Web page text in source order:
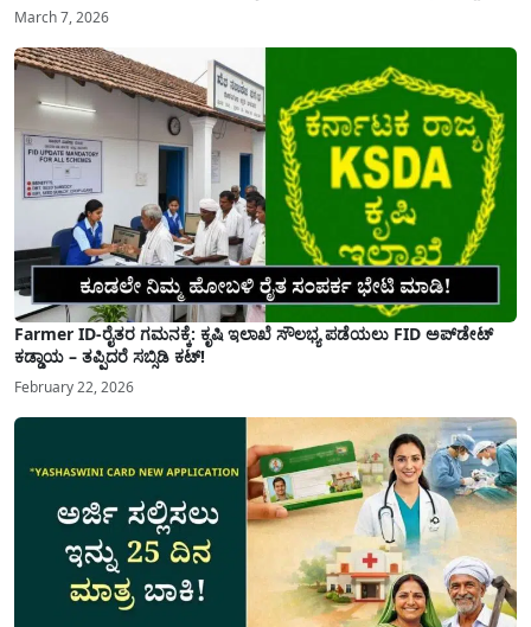
March 7, 2026
Farmer ID-ರೈತರ ಗಮನಕ್ಕೆ: ಕೃಷಿ ಇಲಾಖೆ ಸೌಲಭ್ಯ ಪಡೆಯಲು FID ಅಪ್‌ಡೇಟ್
ಕಡ್ಡಾಯ – ತಪ್ಪಿದರೆ ಸಬ್ಸಿಡಿ ಕಟ್!
February 22, 2026